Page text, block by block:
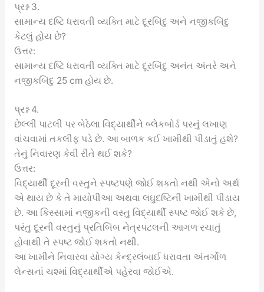
પ્રશ્ન 3.
સામાન્ય દષ્ટિ ધરાવતી વ્યક્તિ માટે દૂરબિંદુ અને નજીકબિંદુ
કેટલું હોય છે?
ઉત્તર:
સામાન્ય દષ્ટિ ધરાવતી વ્યક્તિ માટે દૂરબિંદુ અનંત અંતરે અને
નજીકબિંદુ 25 cm હોય છે.
પ્રશ્ન 4.
છેલ્લી પાટલી પર બેઠેલા વિદ્યાર્થીને બ્લેકબોર્ડ પરનું લખાણ
વાંચવામાં તકલીફ પડે છે. આ બાળક કઈ ખામીથી પીડાતું હશે?
તેનું નિવારણ કેવી રીતે થઈ શકે?
ઉત્તર:
વિદ્યાર્થી દૂરની વસ્તુને સ્પષ્ટપણે જોઈ શકતો નથી એનો અર્થ
એ થાય છે કે તે માયોપીઆ અથવા લઘુદષ્ટિની ખામીથી પીડાય
છે. આ કિસ્સામાં નજીકની વસ્તુ વિદ્યાર્થી સ્પષ્ટ જોઈ શકે છે,
પરંતુ દૂરની વસ્તુનું પ્રતિબિંબ નેત્રપટલની આગળ રચાતું
હોવાથી તે સ્પષ્ટ જોઈ શકતો નથી.
આ ખામીને નિવારવા યોગ્ય કેન્દ્રલંબાઈ ધરાવતા અંતર્ગોળ
લેન્સનાં ચશ્માં વિદ્યાર્થીએ પહેરવા જોઈએ.